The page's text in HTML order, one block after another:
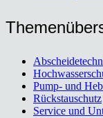
Pump- und
Rückstauschutz
Service und